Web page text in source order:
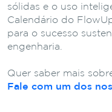
sólidas e o uso
Calendário do
para o sucesso
engenharia.
Quer saber mais
Fale com um dos